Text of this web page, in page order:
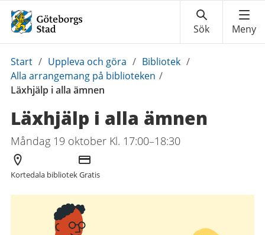
Du
är
här:
Start / Uppleva och göra / Bibliotek /
Alla arrangemang på biblioteken /
Läxhjälp i alla ämnen
Läxhjälp i alla ämnen
Måndag 19 oktober Kl. 17:00–18:30
Arrangör
Kortedala bibliotek
Kostnad
Gratis